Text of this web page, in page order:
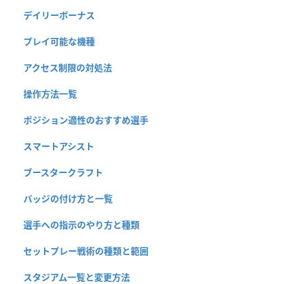
デイリーボーナス
プレイ可能な機種
アクセス制限の対処法
操作方法一覧
ポジション適性のおすすめ選手
スマートアシスト
ブースタークラフト
バッジの付け方と一覧
選手への指示のやり方と種類
セットプレー戦術の種類と範囲
スタジアム一覧と変更方法